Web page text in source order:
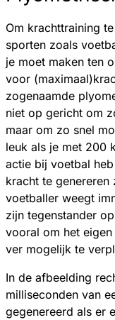
Om krachttraining
sporten zoals
je moet maken ten
voor
zogenaamde
niet op gericht om
maar om zo snel
leuk als je met 200
actie bij voetbal
kracht te
voetballer weegt
zijn tegenstander
vooral om het
ver mogelijk te
In de afbeelding
milliseconden van
gegenereerd als er